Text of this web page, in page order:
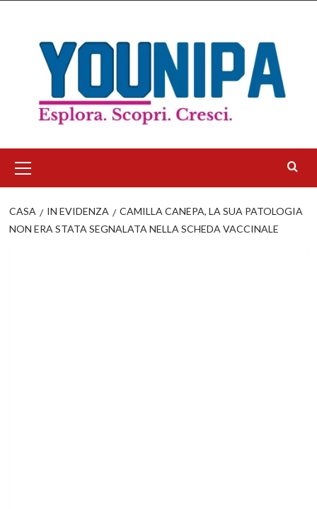
contenuto
principale
CASA IN EVIDENZA
CAMILLA CANEPA, LA SUA PATOLOGIA
NON ERA STATA SEGNALATA NELLA SCHEDA VACCINALE